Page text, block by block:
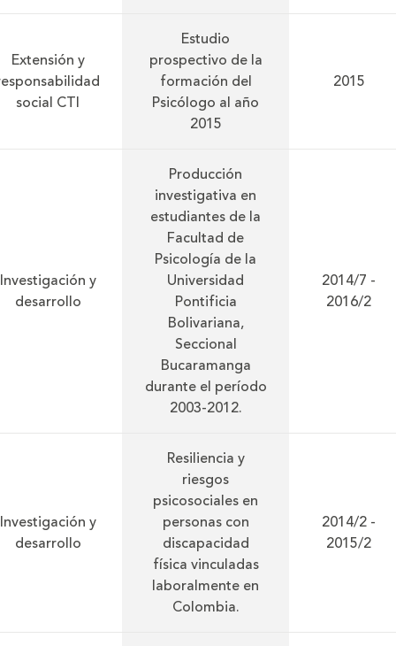
Extensión y
social CTI
Estudio
prospectivo de la
formación del
Psicólogo al año
2015
2015
Investigación y
desarrollo
Producción
investigativa en
estudiantes de la
Facultad de
Psicología de la
Universidad
Pontificia
Bolivariana,
Seccional
Bucaramanga
durante el período
2003-2012.
2014/7 -
2016/2
Investigación y
desarrollo
Resiliencia y
riesgos
psicosociales en
personas con
discapacidad
física vinculadas
laboralmente en
Colombia.
2014/2 -
2015/2